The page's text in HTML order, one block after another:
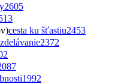
2605
cesta ku šťastiu2453
2372
1992